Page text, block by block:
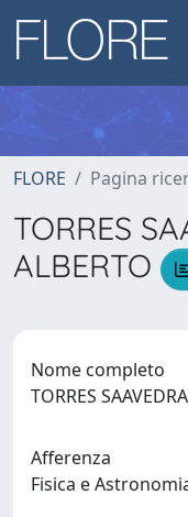
FLORE Pagina
TORRES
ALBERTO
Nome completo
TORRES
Afferenza
Fisica e